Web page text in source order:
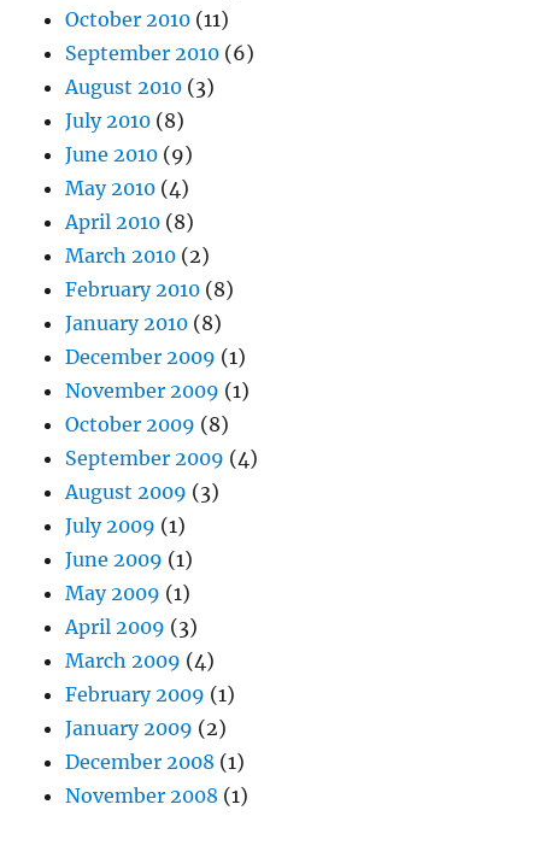
October 2010 (11)
September 2010 (6)
August 2010 (3)
July 2010 (8)
June 2010 (9)
May 2010 (4)
April 2010 (8)
March 2010 (2)
February 2010 (8)
January 2010 (8)
December 2009 (1)
November 2009 (1)
October 2009 (8)
September 2009 (4)
August 2009 (3)
July 2009 (1)
June 2009 (1)
May 2009 (1)
April 2009 (3)
March 2009 (4)
February 2009 (1)
January 2009 (2)
December 2008 (1)
November 2008 (1)